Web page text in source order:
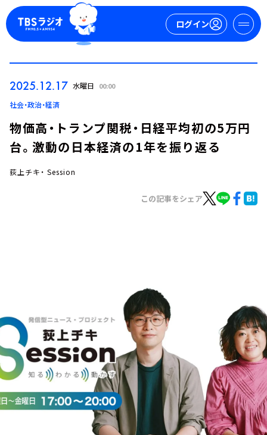
ログイン
会社情報
2025.12.17 水曜日 00:00
社会・政治・経済
物価高・トランプ関税・日経平均初の5万円
台。激動の日本経済の1年を振り返る
荻上チキ・ Session
この記事をシェア